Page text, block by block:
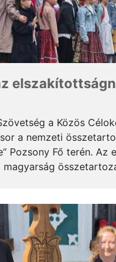
a Közös
a nemzeti
Pozsony Fő terén. Az